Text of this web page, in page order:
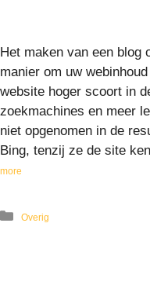
Het maken van een blog
manier om uw
website hoger scoort in
zoekmachines en meer
niet opgenomen in de
Bing, tenzij ze de site
more
Overig